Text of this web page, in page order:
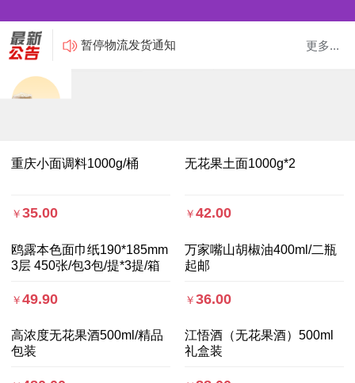
更多...
暂停物流发货通知
重庆小面调料1000g/桶
￥ 35.00
无花果土面1000g*2
￥42.00
鸥露本色面巾纸190*185mm
3层 450张/包3包/提*3提/箱
￥ 49.90
万家嘴山胡椒油400ml/二瓶
起邮
￥36.00
高浓度无花果酒500ml/精品
包装
江悟酒（无花果酒）500ml
礼盒装